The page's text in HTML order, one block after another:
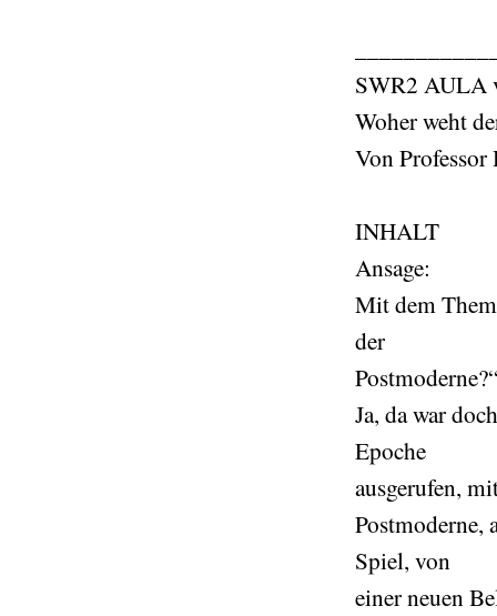
SWR2 AULA
Woher weht
Von Professor
INHALT
Ansage:
Mit dem
der
Postmoderne?“
Ja, da war
Epoche
ausgerufen,
Postmoderne,
Spiel, von
einer neuen